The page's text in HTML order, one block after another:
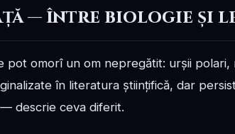
— între biologie și
pot omorî un om nepregătit: urșii
în literatura științifică, dar
descrie ceva diferit.